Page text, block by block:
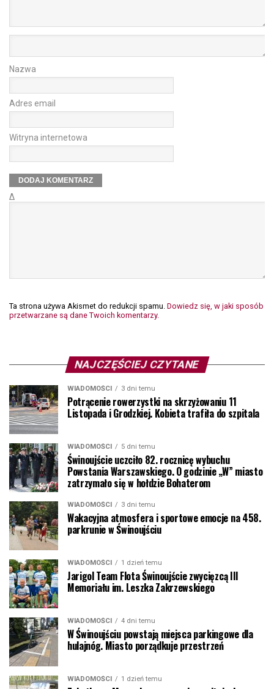
Nazwa
Adres email
Witryna internetowa
Δ
Ta strona używa Akismet do redukcji spamu. Dowiedz się, w jaki sposób
przetwarzane są dane Twoich komentarzy.
NAJCZĘŚCIEJ CZYTANE
WIADOMOŚCI 3 dni temu
Potrącenie rowerzystki na skrzyżowaniu 11
Listopada i Grodzkiej. Kobieta trafiła do szpitala
WIADOMOŚCI 5 dni temu
Świnoujście uczciło 82. rocznicę wybuchu
Powstania Warszawskiego. O godzinie „W” miasto
zatrzymało się w hołdzie Bohaterom
WIADOMOŚCI 3 dni temu
Wakacyjna atmosfera i sportowe emocje na 458.
parkrunie w Świnoujściu
WIADOMOŚCI 1 dzień temu
Jarigol Team Flota Świnoujście zwycięzcą III
Memoriału im. Leszka Zakrzewskiego
WIADOMOŚCI 4 dni temu
W Świnoujściu powstają miejsca parkingowe dla
hulajnóg. Miasto porządkuje przestrzeń
WIADOMOŚCI 1 dzień temu